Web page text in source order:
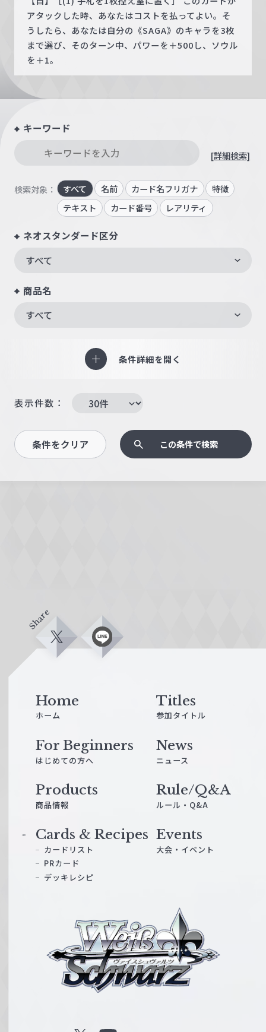
アタックした時、あなたはコストを払ってよい。そ
うしたら、あなたは自分の《SAGA》のキャラを3枚
まで選び、そのターン中、パワーを＋500し、ソウル
を＋1。
キーワード
[詳細検索]
検索対象： すべて 名前 カード名フリガナ
特徴
テキスト
カード番号 レアリティ
ネオスタンダード区分
すべて
商品名
すべて
条件詳細を開く
表示件数：
条件をクリア この条件で検索
Share
X L
ス
Home
ホーム
Titles
参加タイトル
For Beginners
はじめての方へ
News
ニュース
Products
商品情報
Cards & Recipes
カードリスト
PRカード
デッキレシピ
Events
大会・イベント
Rule/Q&A
ルール・Q&A